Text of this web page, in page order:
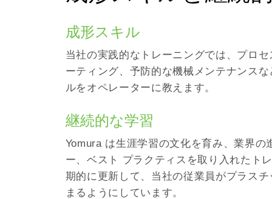
成形スキル
当社の実践的なトレーニングでは、プロ
ーティング、予防的な機械メンテナンス
ルをオペレーターに教えます。
継続的な学習
Yomura は生涯学習の文化を育み、業界の
ー、ベスト プラクティスを取り入れたト
期的に更新して、当社の従業員がプラス
まるようにしています。